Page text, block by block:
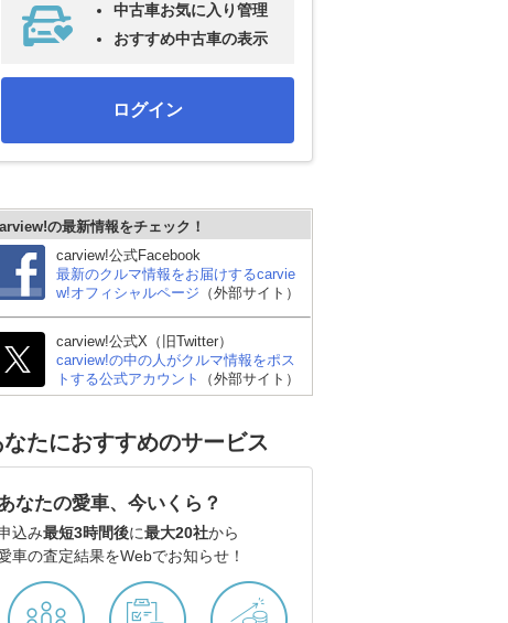
中古車お気に入り管理
おすすめ中古車の表示
ログイン
の最新情報をチェック！
carview!公式Facebook
最新のクルマ情報をお届けするcarvie
w!オフィシャルページ （外部サイト）
carview!公式X（旧Twitter）
carview!の中の人がクルマ情報をポス
トする公式アカウント
（外部サイト）
なたにおすすめのサービス
なたの愛車、今いくら？
込み最短3時間後に最大20社から
車の査定結果をWebでお知らせ！